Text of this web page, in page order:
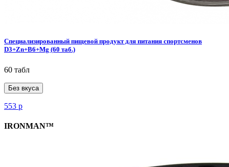
Специализированный пищевой продукт для питания спортсменов
D3+Zn+B6+Mg (60 таб.)
60 табл
Без вкуса
553 р
IRONMAN™